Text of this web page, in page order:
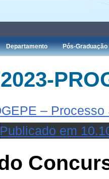
Departamento Pós-Graduação
–
Publicado em